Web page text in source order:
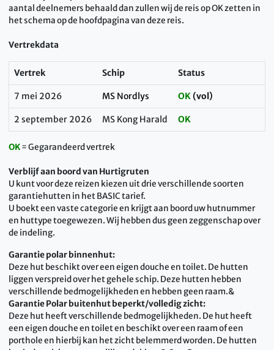
aantal deelnemers behaald dan zullen wij de reis op OK zetten in
het schema op de hoofdpagina van deze reis.
Vertrekdata
Vertrek Schip Status
7 mei 2026 MS Nordlys OK(vol)
2 september 2026 MS Kong Harald OK
OK= Gegarandeerd vertrek
Verblijf aan boord van Hurtigruten
U kunt voor deze reizen kiezen uit drie verschillende soorten
garantiehutten in het BASIC tarief.
U boekt een vaste categorie en krijgt aan boord uw hutnummer
en huttype toegewezen. Wij hebben dus geen zeggenschap over
de indeling.
Garantie polar binnenhut:
Deze hut beschikt over een eigen douche en toilet. De hutten
liggen verspreid over het gehele schip. Deze hutten hebben
verschillende bedmogelijkheden en hebben geen raam.&
Garantie Polar buitenhut beperkt/volledig zicht:
Deze hut heeft verschillende bedmogelijkheden. De hut heeft
een eigen douche en toilet en beschikt over een raam of een
porthole en hierbij kan het zicht belemmerd worden. De hutten